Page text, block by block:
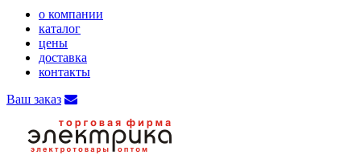
о компании
каталог
цены
доставка
контакты
Ваш заказ